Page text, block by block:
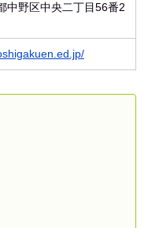
中野区中央二丁目56番2